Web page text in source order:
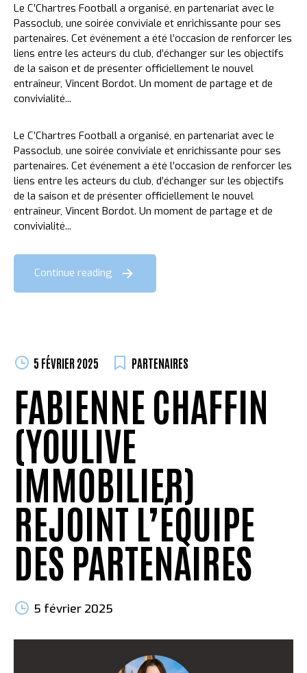
Le C’Chartres Football a organisé, en partenariat avec le
Passoclub, une soirée conviviale et enrichissante pour ses
partenaires. Cet événement a été l’occasion de renforcer les
liens entre les acteurs du club, d’échanger sur les objectifs
de la saison et de présenter officiellement le nouvel
entraîneur, Vincent Bordot. Un moment de partage et de
convivialité...
Le C’Chartres Football a organisé, en partenariat avec le
Passoclub, une soirée conviviale et enrichissante pour ses
partenaires. Cet événement a été l’occasion de renforcer les
liens entre les acteurs du club, d’échanger sur les objectifs
de la saison et de présenter officiellement le nouvel
entraîneur, Vincent Bordot. Un moment de partage et de
convivialité...
Continue reading
5 FÉVRIER 2025 PARTENAIRES
FABIENNE CHAFFIN
(YOULIVE
IMMOBILIER)
REJOINT L’ÉQUIPE
DES PARTENAIRES
5 février 2025